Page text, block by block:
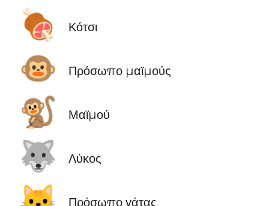
🍖 Κότσι
🐵 Πρόσωπο μαϊμούς
🐒 Μαϊμού
🐺 Λύκος
Πρόσωπο γάτας